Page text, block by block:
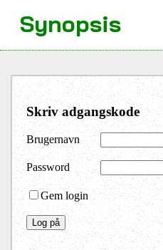
Skriv adgangskode
Brugernavn
Password
Gem login
Synopsis